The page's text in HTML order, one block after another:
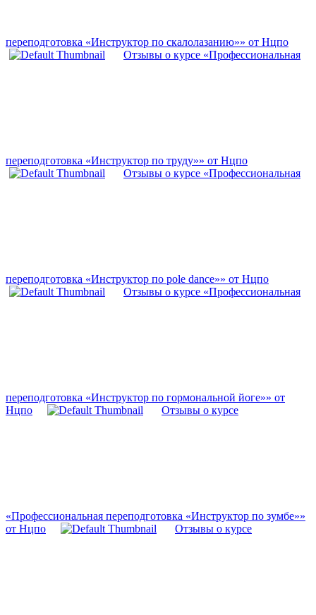
переподготовка «Инструктор по скалолазанию»» от Нцпо
Отзывы о курсе «Профессиональная
переподготовка «Инструктор по труду»» от Нцпо
Отзывы о курсе «Профессиональная
переподготовка «Инструктор по pole dance»» от Нцпо
Отзывы о курсе «Профессиональная
переподготовка «Инструктор по гормональной йоге»» от
Нцпо
Отзывы о курсе
«Профессиональная переподготовка «Инструктор по зумбе»»
от Нцпо
Отзывы о курсе